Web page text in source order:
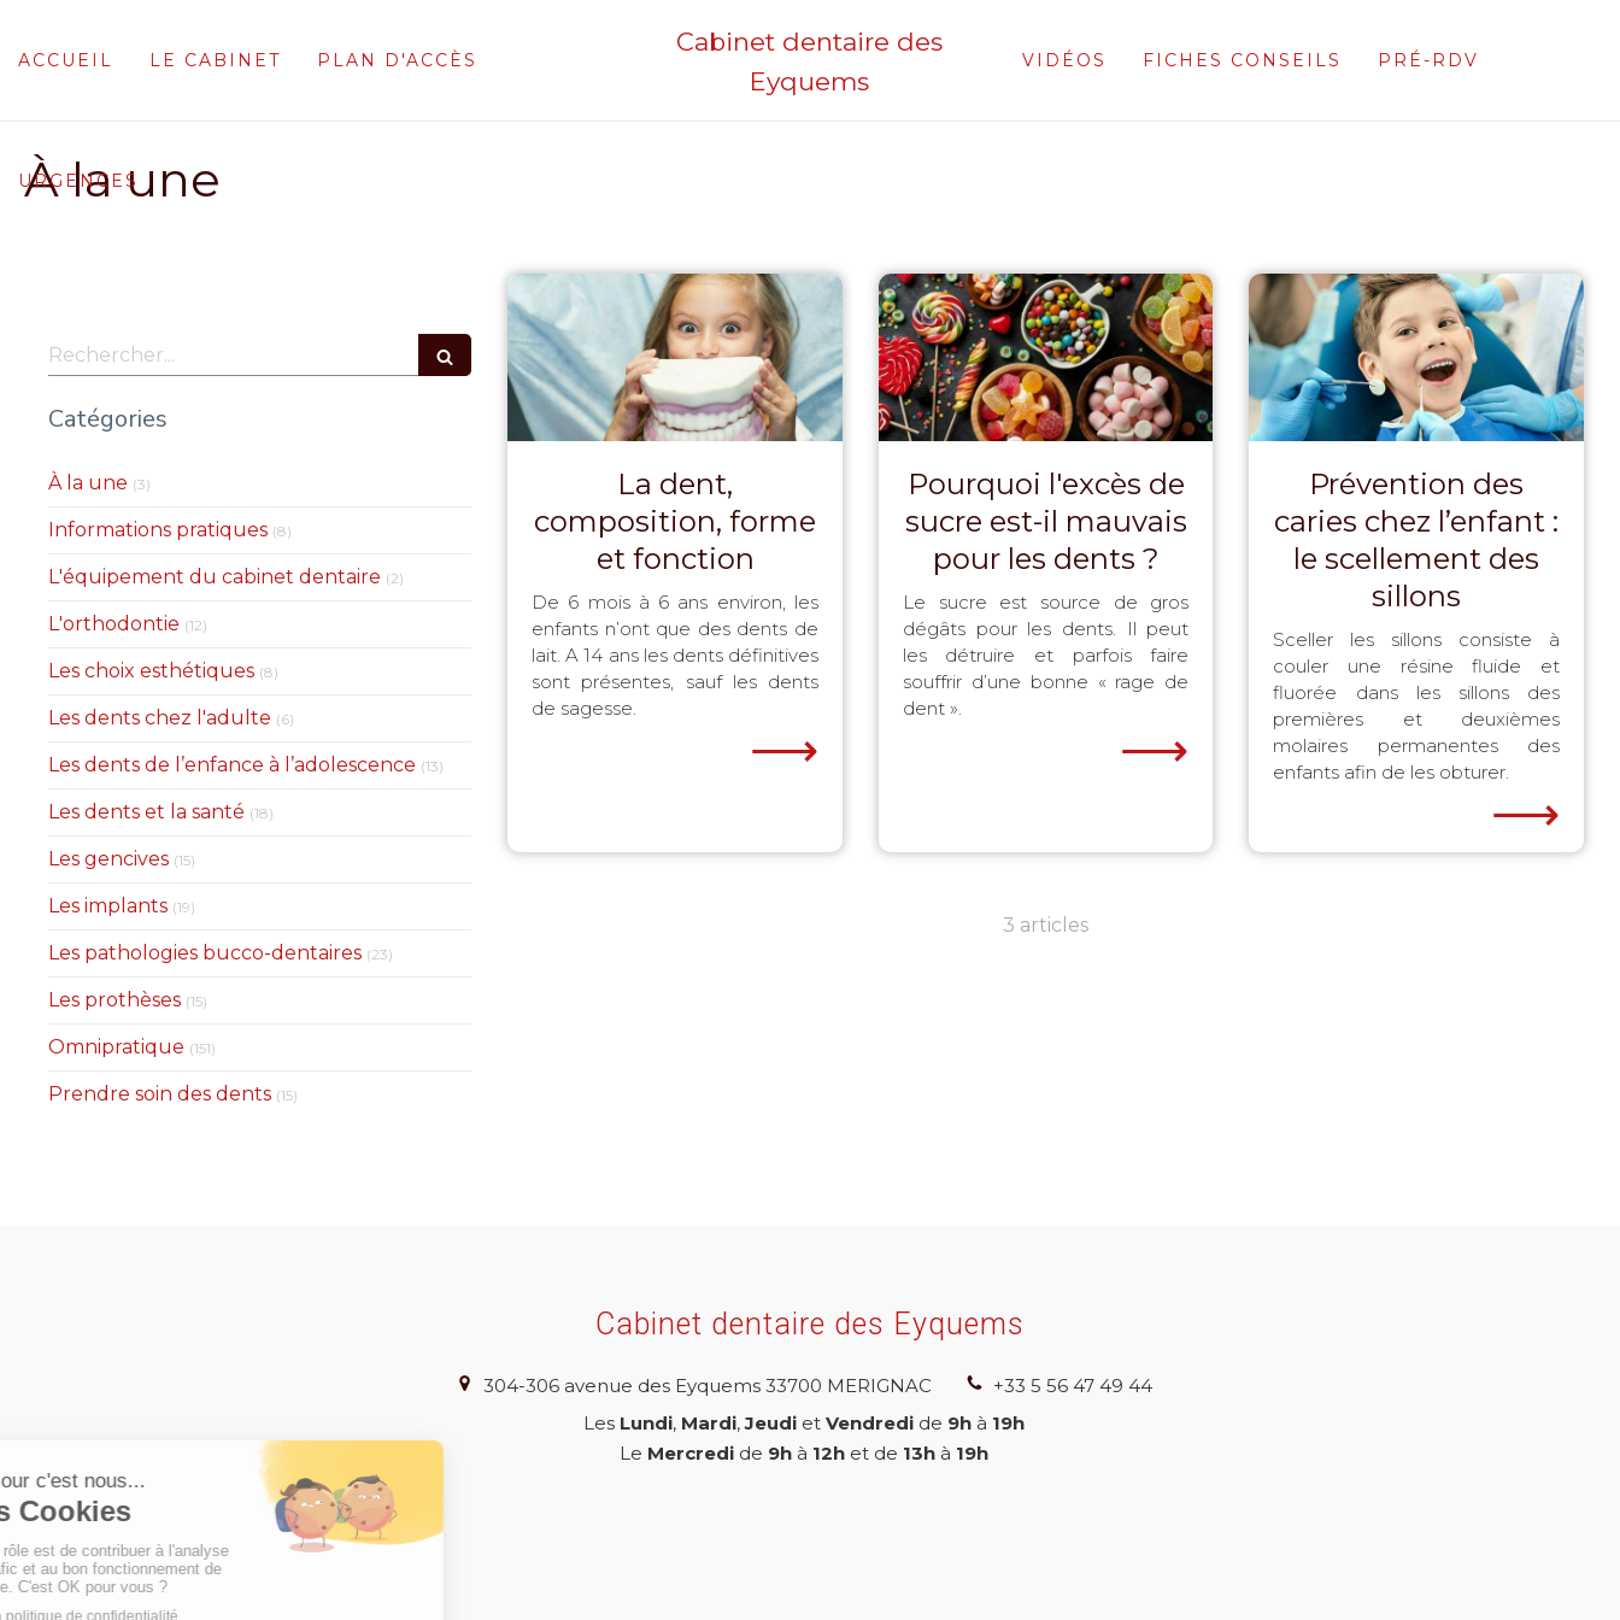
ACCUEIL LE CABINET PLAN D'ACCÈS
URGENCES
VIDÉOS FICHES CONSEILS PRÉ-RDV
Cabinet dentaire des
Eyquems
À la une
La dent,
composition, forme
et fonction
De 6 mois à 6 ans environ, les
enfants n’ont que des dents de
lait. A 14 ans les dents définitives
sont présentes, sauf les dents
de sagesse.
⟶
Pourquoi l'excès de
sucre est-il mauvais
pour les dents ?
Le sucre est source de gros
dégâts pour les dents. Il peut
les détruire et parfois faire
souffrir d’une bonne « rage de
dent ».
⟶
Prévention des
caries chez l’enfant :
le scellement des
sillons
Sceller les sillons consiste à
couler une résine fluide et
fluorée dans les sillons des
premières et deuxièmes
molaires permanentes des
enfants afin de les obturer.
⟶
3 articles
Rechercher
Catégories
À la une (3)
Informations pratiques (8)
L'équipement du cabinet dentaire (2)
L'orthodontie (12)
Les choix esthétiques (8)
Les dents chez l'adulte (6)
Les dents de l’enfance à l’adolescence (13)
Les dents et la santé (18)
Les gencives (15)
Les implants (19)
Les pathologies bucco-dentaires (23)
Les prothèses (15)
Omnipratique (151)
Prendre soin des dents (15)
Cabinet dentaire des Eyquems
304-306 avenue des Eyquems 33700 MERIGNAC
+33 5 56 47 49 44
Les Lundi, Mardi,Jeudi et Vendredi de 9h à 19h
Le Mercredi de 9h à 12h et de 13h à 19h